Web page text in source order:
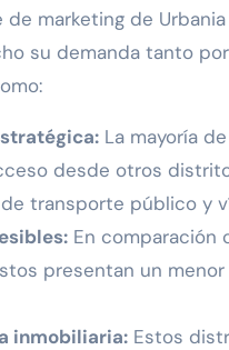
de marketing de
su demanda tanto
La mayoría
desde otros
transporte público y
En comparación
presentan un
inmobiliaria: Estos